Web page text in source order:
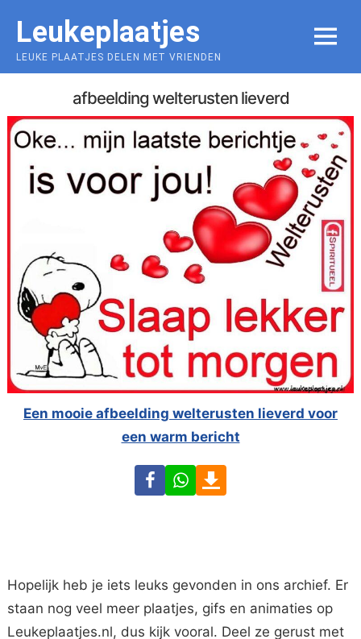
content
Leukeplaatjes
LEUKE PLAATJES DELEN MET VRIENDEN
MENU
afbeelding welterusten lieverd
Een mooie afbeelding welterusten lieverd voor
een warm bericht
FacebookWhatsApp
Hopelijk heb je iets leuks gevonden in ons archief. Er
staan nog veel meer plaatjes, gifs en animaties op
Leukeplaatjes.nl, dus kijk vooral. Deel ze gerust met